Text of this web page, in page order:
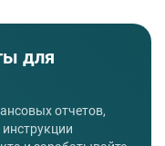
для
отчетов,